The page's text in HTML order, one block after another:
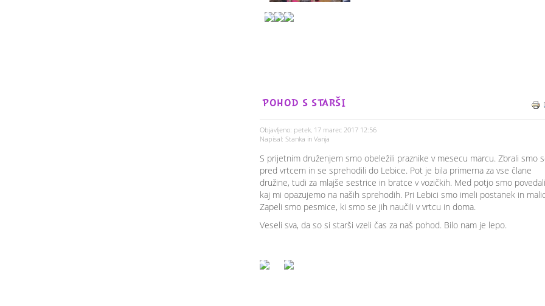
POHOD S STARŠI
Objavljeno: petek, 17 marec 2017 12:56
Napisal: Stanka in Vanja
S prijetnim druženjem smo obeležili praznike v mesecu marcu. Zbrali smo
pred vrtcem in se sprehodili do Lebice. Pot je bila primerna za vse člane
družine, tudi za mlajše sestrice in bratce v vozičkih. Med potjo smo povedali
kaj mi opazujemo na naših sprehodih. Pri Lebici smo imeli postanek in
Zapeli smo pesmice, ki smo se jih naučili v vrtcu in doma.
Veseli sva, da so si starši vzeli čas za naš pohod. Bilo nam je lepo.